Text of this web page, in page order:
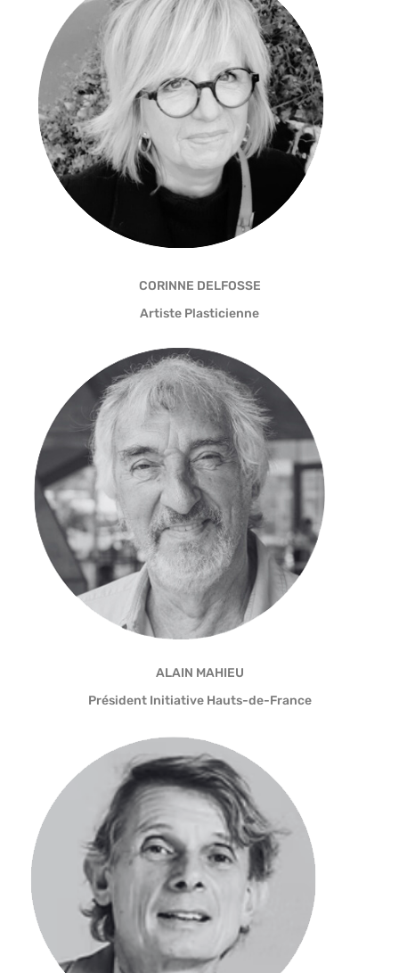
CORINNE DELFOSSE
Artiste Plasticienne
ALAIN MAHIEU
Président Initiative Hauts-de-France